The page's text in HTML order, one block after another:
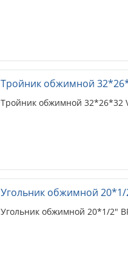
Тройник обжимной
Тройник обжимной 32*26*32
Угольник обжимной 20*1/
Угольник обжимной 20*1/2"